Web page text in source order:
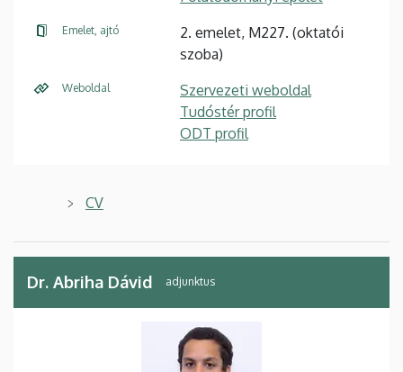
Emelet, ajtó
2. emelet, M227. (oktatói
szoba)
Weboldal
Szervezeti weboldal
Tudóstér profil
ODT profil
CV
Dr. Abriha Dávid adjunktus